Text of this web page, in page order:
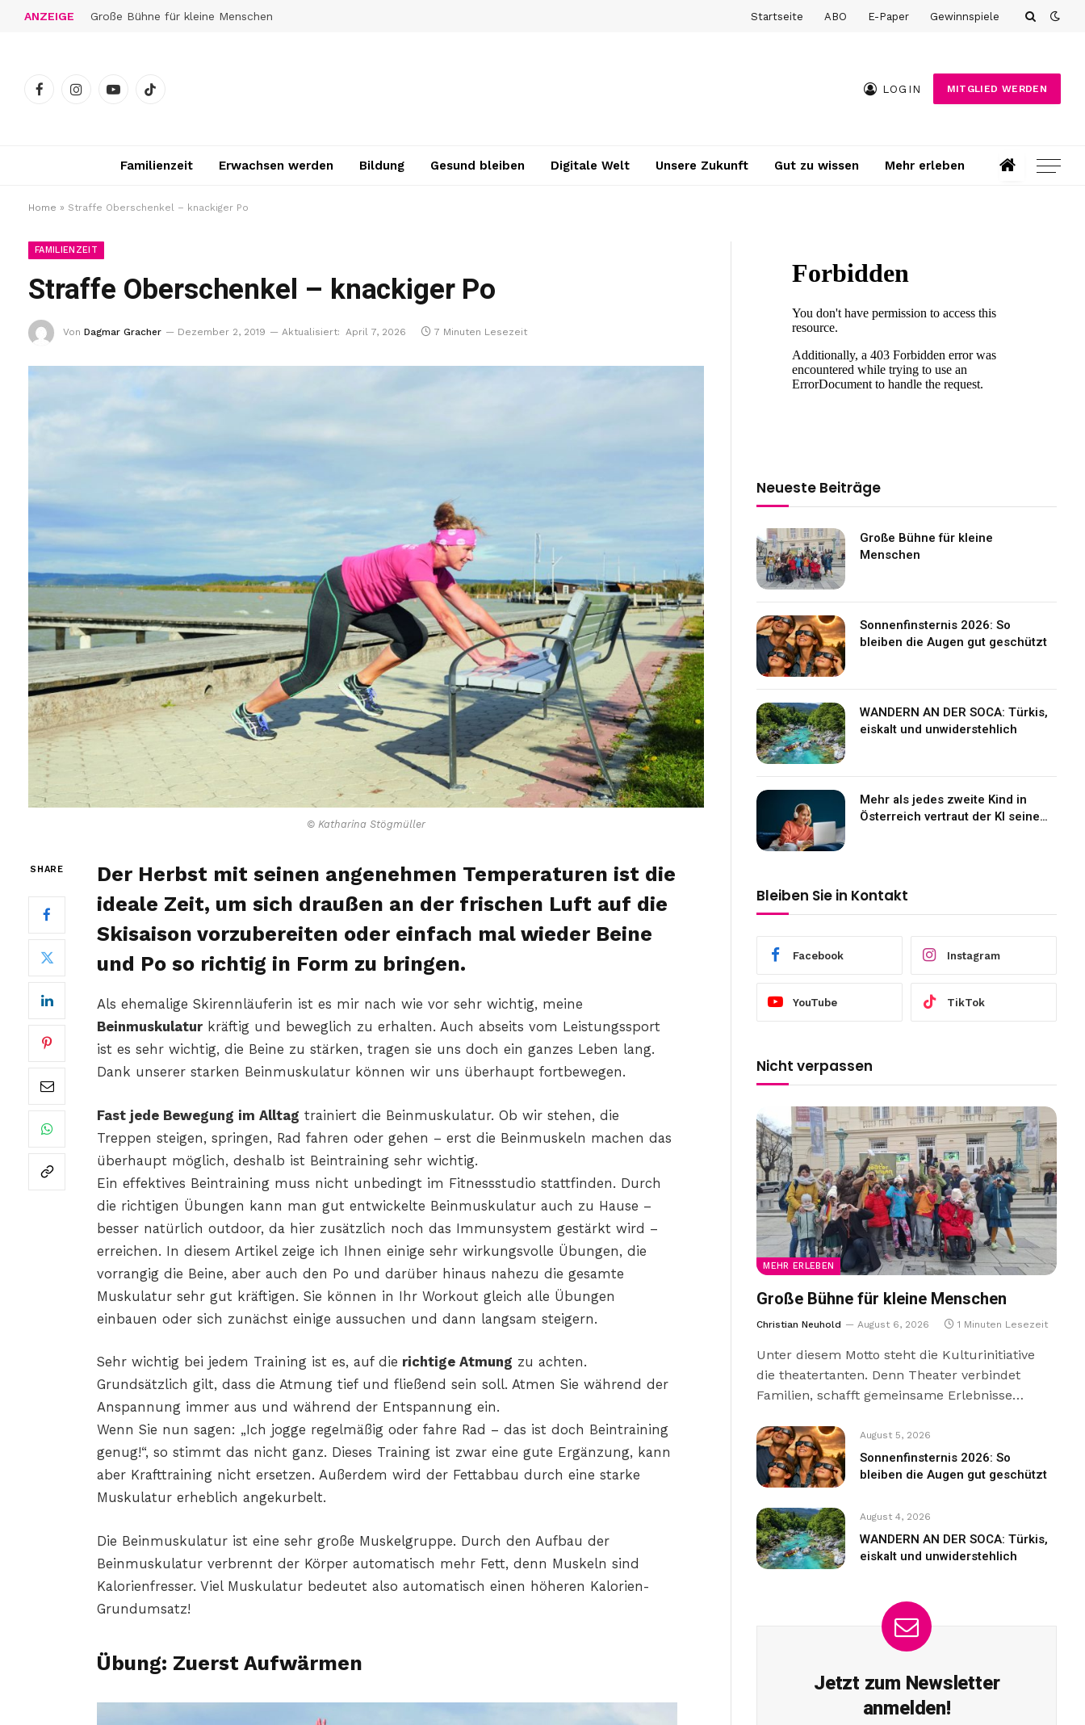
ANZEIGE Große Bühne für kleine Menschen Startseite ABO E-Paper Gewinnspiele
FacebookInstagramYouTubeTikTok
LOGIN MITGLIED WERDEN
Familienzeit Erwachsen werden Bildung Gesund bleiben Digitale Welt Unsere Zukunft Gut zu wissen Mehr erleben
Home » Straffe Oberschenkel – knackiger Po
FAMILIENZEIT
Straffe Oberschenkel – knackiger Po
Von Dagmar Gracher Dezember 2, 2019 Aktualisiert: April 7, 2026 7 Minuten Lesezeit
© Katharina Stögmüller
SHARE
Der Herbst mit seinen angenehmen Temperaturen ist die
ideale Zeit, um sich draußen an der frischen Luft auf die
Skisaison vorzubereiten oder einfach mal wieder Beine
und Po so richtig in Form zu bringen.
Als ehemalige Skirennläuferin ist es mir nach wie vor sehr wichtig, meine
Beinmuskulaturkräftig und beweglich zu erhalten. Auch abseits vom Leistungssport
ist es sehr wichtig, die Beine zu stärken, tragen sie uns doch ein ganzes Leben lang.
Dank unserer starken Beinmuskulatur können wir uns überhaupt fortbewegen.
Fast jede Bewegung im Alltag trainiert die Beinmuskulatur. Ob wir stehen, die
Treppen steigen, springen, Rad fahren oder gehen – erst die Beinmuskeln machen das
überhaupt möglich, deshalb ist Beintraining sehr wichtig.
Ein effektives Beintraining muss nicht unbedingt im Fitnessstudio stattfinden. Durch
die richtigen Übungen kann man gut entwickelte Beinmuskulatur auch zu Hause –
besser natürlich outdoor, da hier zusätzlich noch das Immunsystem gestärkt wird –
erreichen. In diesem Artikel zeige ich Ihnen einige sehr wirkungsvolle Übungen, die
vorrangig die Beine, aber auch den Po und darüber hinaus nahezu die gesamte
Muskulatur sehr gut kräftigen. Sie können in Ihr Workout gleich alle Übungen
einbauen oder sich zunächst einige aussuchen und dann langsam steigern.
Sehr wichtig bei jedem Training ist es, auf die richtige Atmung zu achten.
Grundsätzlich gilt, dass die Atmung tief und fließend sein soll. Atmen Sie während der
Anspannung immer aus und während der Entspannung ein.
Wenn Sie nun sagen: „Ich jogge regelmäßig oder fahre Rad – das ist doch Beintraining
genug!“, so stimmt das nicht ganz. Dieses Training ist zwar eine gute Ergänzung, kann
aber Krafttraining nicht ersetzen. Außerdem wird der Fettabbau durch eine starke
Muskulatur erheblich angekurbelt.
Die Beinmuskulatur ist eine sehr große Muskelgruppe. Durch den Aufbau der
Beinmuskulatur verbrennt der Körper automatisch mehr Fett, denn Muskeln sind
Kalorienfresser. Viel Muskulatur bedeutet also automatisch einen höheren Kalorien-
Grundumsatz!
Übung: Zuerst Aufwärmen
Neueste Beiträge
Große Bühne für kleine
Menschen
Sonnenfinsternis 2026: So
bleiben die Augen gut geschützt
WANDERN AN DER SOCA: Türkis,
eiskalt und unwiderstehlich
Mehr als jedes zweite Kind in
Österreich vertraut der KI seine
Bleiben Sie in Kontakt
Facebook Instagram
YouTube TikTok
Nicht verpassen
MEHR ERLEBEN
Große Bühne für kleine Menschen
Christian Neuhold August 6, 2026 1 Minuten Lesezeit
Unter diesem Motto steht die Kulturinitiative
die theatertanten. Denn Theater verbindet
Familien, schafft gemeinsame Erlebnisse…
August 5, 2026
Sonnenfinsternis 2026: So
bleiben die Augen gut geschützt
August 4, 2026
WANDERN AN DER SOCA: Türkis,
eiskalt und unwiderstehlich
Jetzt zum Newsletter
anmelden!